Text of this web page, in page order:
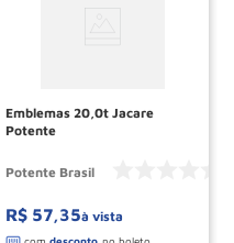
Emblemas 20,0t Jacare
Potente
Potente Brasil
R$ 57,35à vista